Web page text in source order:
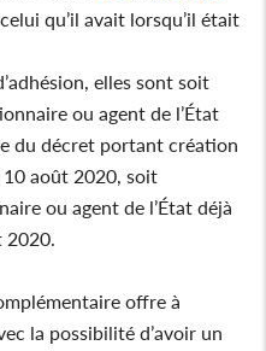
qu’il avait lorsqu’il était
elles sont soit
ou agent de l’État
du décret portant création
10 août 2020, soit
ou agent de l’État déjà
2020.
offre à
la possibilité d’avoir un